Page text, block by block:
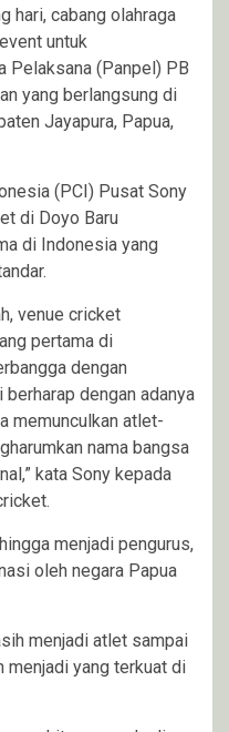
hari, cabang olahraga
untuk
Pelaksana (Panpel) PB
yang berlangsung di
Jayapura, Papua,
(PCI) Pusat Sony
di Doyo Baru
di Indonesia yang
venue cricket
pertama di
dengan
dengan adanya
memunculkan atlet-
nama bangsa
kata Sony kepada
menjadi pengurus,
oleh negara Papua
menjadi atlet sampai
menjadi yang terkuat di